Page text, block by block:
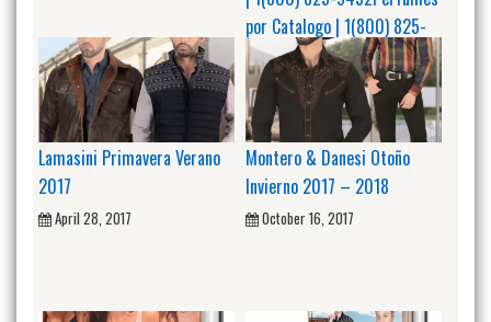
por Catalogo | 1(800) 825-
9452
March 30, 2021
Lamasini Primavera Verano
2017
April 28, 2017
Montero & Danesi Otoño
Invierno 2017 – 2018
October 16, 2017